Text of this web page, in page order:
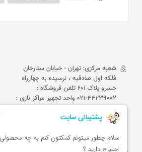
شعبه مرکزی: تهران - خیابان ستارخان
فلکه اول صادقیه ، نرسیده به چهارراه
خسرو پلاک 601 تلفن فروشگاه :
44239002-021 واحد تجهیز مراکز بازی :
09101101373 ,09101101374
,09129101943,09101101372
09038731951